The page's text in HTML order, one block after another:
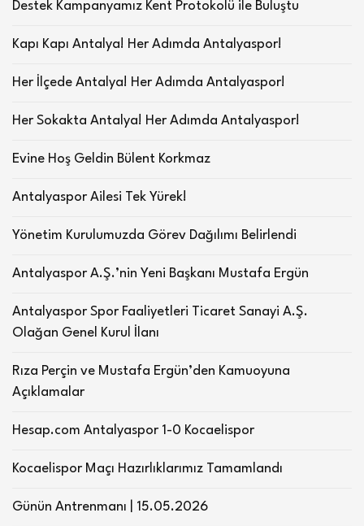
Destek Kampanyamız Kent Protokolü ile Buluştu
Kapı Kapı Antalya! Her Adımda Antalyaspor!
Her İlçede Antalya! Her Adımda Antalyaspor!
Her Sokakta Antalya! Her Adımda Antalyaspor!
Evine Hoş Geldin Bülent Korkmaz
Antalyaspor Ailesi Tek Yürek!
Yönetim Kurulumuzda Görev Dağılımı Belirlendi
Antalyaspor A.Ş.’nin Yeni Başkanı Mustafa Ergün
Antalyaspor Spor Faaliyetleri Ticaret Sanayi A.Ş.
Olağan Genel Kurul İlanı
Rıza Perçin ve Mustafa Ergün’den Kamuoyuna
Açıklamalar
Hesap.com Antalyaspor 1-0 Kocaelispor
Kocaelispor Maçı Hazırlıklarımız Tamamlandı
Günün Antrenmanı | 15.05.2026